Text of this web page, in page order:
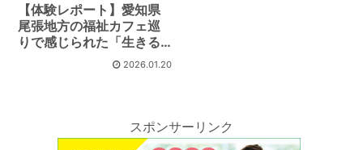
【体験レポート】愛知県
尾張地方の福祉カフェ巡
りで感じられた「生きる
2026.01.20
スポンサーリンク